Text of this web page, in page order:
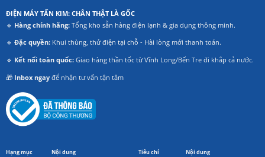
ĐIỆN MÁY TẤN KIM: CHÂN THẬT LÀ GỐC
🔹 Hàng chính hãng:Tổng kho sẵn hàng điện lạnh & gia dụng thông minh.
🔹 Đặc quyền:Khui thùng, thử điện tại chỗ - Hài lòng mới thanh toán.
🔹 Kết nối toàn quốc:Giao hàng thần tốc từ Vĩnh Long/Bến Tre đi khắp cả nước.
🎁 Inbox ngayđể nhận tư vấn tận tâm
Hạng mục Nội dung Tiêu chí Nội dung